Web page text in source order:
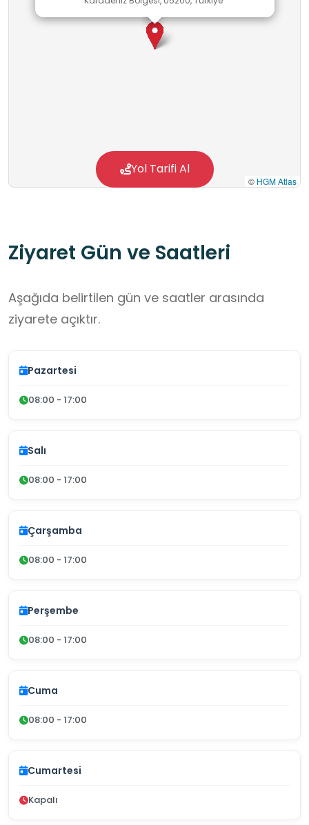
geliştirebilirler.
© HGM Atlas
Yol Tarifi Al
Ziyaret Gün ve Saatleri
Aşağıda belirtilen gün ve saatler arasında
ziyarete açıktır.
Pazartesi
08:00 - 17:00
Salı
08:00 - 17:00
Çarşamba
08:00 - 17:00
Perşembe
08:00 - 17:00
Cuma
08:00 - 17:00
Cumartesi
Kapalı